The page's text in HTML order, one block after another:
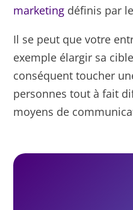
marketing définis par
Il se peut que votre
exemple élargir sa
conséquent toucher
personnes tout à fait
moyens de